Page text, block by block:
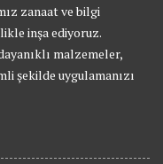
zanaat ve bilgi
inşa ediyoruz.
malzemeler,
şekilde uygulamanızı